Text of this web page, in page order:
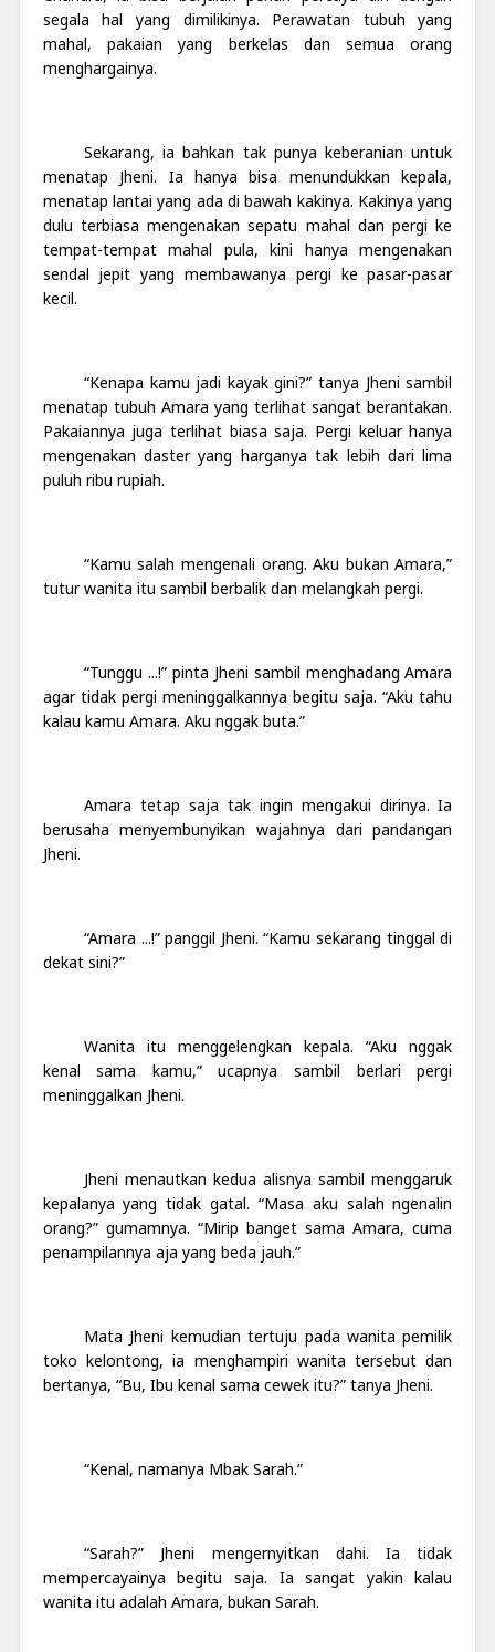
segala hal yang dimilikinya. Perawatan tubuh yang
mahal, pakaian yang berkelas dan semua orang
menghargainya.
Sekarang, ia bahkan tak punya keberanian untuk
menatap Jheni. Ia hanya bisa menundukkan kepala,
menatap lantai yang ada di bawah kakinya. Kakinya yang
dulu terbiasa mengenakan sepatu mahal dan pergi ke
tempat-tempat mahal pula, kini hanya mengenakan
sendal jepit yang membawanya pergi ke pasar-pasar
kecil.
“Kenapa kamu jadi kayak gini?” tanya Jheni sambil
menatap tubuh Amara yang terlihat sangat berantakan.
Pakaiannya juga terlihat biasa saja. Pergi keluar hanya
mengenakan daster yang harganya tak lebih dari lima
puluh ribu rupiah.
“Kamu salah mengenali orang. Aku bukan Amara,”
tutur wanita itu sambil berbalik dan melangkah pergi.
“Tunggu ...!” pinta Jheni sambil menghadang Amara
agar tidak pergi meninggalkannya begitu saja. “Aku tahu
kalau kamu Amara. Aku nggak buta.”
Amara tetap saja tak ingin mengakui dirinya. Ia
berusaha menyembunyikan wajahnya dari pandangan
Jheni.
“Amara ...!” panggil Jheni. “Kamu sekarang tinggal di
dekat sini?”
Wanita itu menggelengkan kepala. “Aku nggak
kenal sama kamu,” ucapnya sambil berlari pergi
meninggalkan Jheni.
Jheni menautkan kedua alisnya sambil menggaruk
kepalanya yang tidak gatal. “Masa aku salah ngenalin
orang?” gumamnya. “Mirip banget sama Amara, cuma
penampilannya aja yang beda jauh.”
Mata Jheni kemudian tertuju pada wanita pemilik
toko kelontong, ia menghampiri wanita tersebut dan
bertanya, “Bu, Ibu kenal sama cewek itu?” tanya Jheni.
“Kenal, namanya Mbak Sarah.”
“Sarah?” Jheni mengernyitkan dahi. Ia tidak
mempercayainya begitu saja. Ia sangat yakin kalau
wanita itu adalah Amara, bukan Sarah.